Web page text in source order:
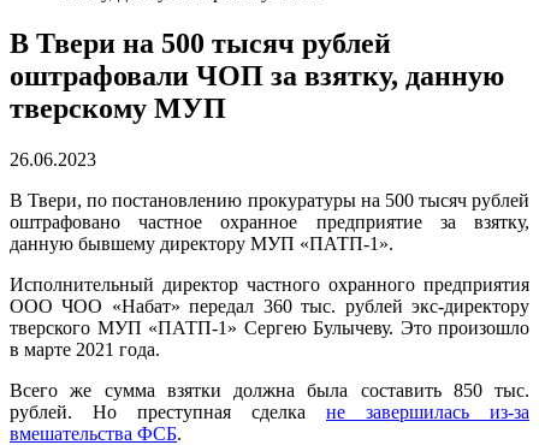
В Твери на 500 тысяч рублей
оштрафовали ЧОП за взятку, данную
тверскому МУП
26.06.2023
В Твери, по постановлению прокуратуры на 500 тысяч рублей
оштрафовано частное охранное предприятие за взятку,
данную бывшему директору МУП «ПАТП-1».
Исполнительный директор частного охранного предприятия
ООО ЧОО «Набат» передал 360 тыс. рублей экс-директору
тверского МУП «ПАТП-1» Сергею Булычеву. Это произошло
в марте 2021 года.
Всего же сумма взятки должна была составить 850 тыс.
рублей. Но преступная сделка не завершилась из-за
вмешательства ФСБ.